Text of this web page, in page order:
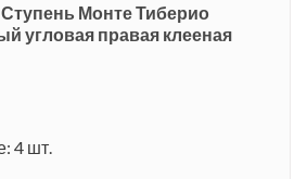
Ступень Монте Тиберио
угловая правая клееная
4 шт.